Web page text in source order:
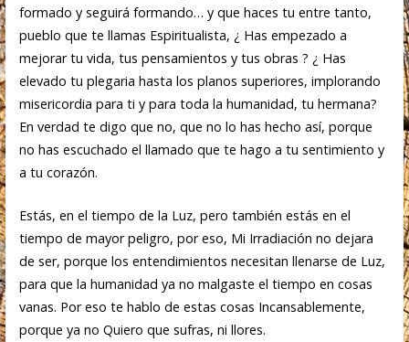
formado y seguirá formando… y que haces tu entre tanto,
pueblo que te llamas Espiritualista, ¿ Has empezado a
mejorar tu vida, tus pensamientos y tus obras ? ¿ Has
elevado tu plegaria hasta los planos superiores, implorando
misericordia para ti y para toda la humanidad, tu hermana?
En verdad te digo que no, que no lo has hecho así, porque
no has escuchado el llamado que te hago a tu sentimiento y
a tu corazón.
Estás, en el tiempo de la Luz, pero también estás en el
tiempo de mayor peligro, por eso, Mi Irradiación no dejara
de ser, porque los entendimientos necesitan llenarse de Luz,
para que la humanidad ya no malgaste el tiempo en cosas
vanas. Por eso te hablo de estas cosas Incansablemente,
porque ya no Quiero que sufras, ni llores.